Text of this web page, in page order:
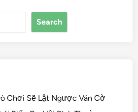
Search
Chơi Sẽ Lật Ngược Ván Cờ